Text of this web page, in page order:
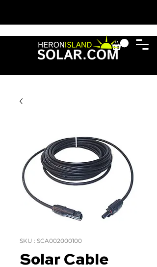
SKU : SCA002000100
Solar Cable